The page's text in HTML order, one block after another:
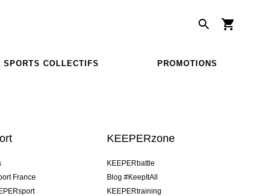
SPORTS COLLECTIFS PROMOTIONS
France
KEEPERzone
KEEPERbattle
Blog #KeepItAll
KEEPERtraining